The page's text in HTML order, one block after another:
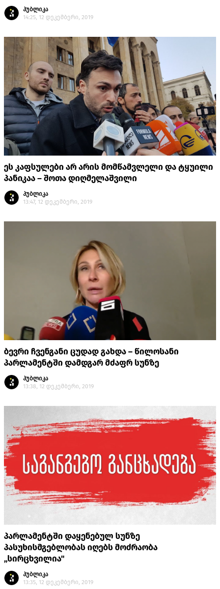
პუბლიკა
14:25, 12 დეკემბერი, 2019
ეს კაფსულები არ არის მომწამვლელი და ტყუილი
პანიკაა – შოთა დიღმელაშვილი
პუბლიკა
13:47, 12 დეკემბერი, 2019
ბევრი ჩვენგანი ცუდად გახდა – წილოსანი
პარლამენტში დამდგარ მძაფრ სუნზე
პუბლიკა
13:38, 12 დეკემბერი, 2019
პარლამენტში დაყენებულ სუნზე
პასუხისმგებლობას იღებს მოძრაობა
„სირცხვილია"
პუბლიკა
13:35, 12 დეკემბერი, 2019